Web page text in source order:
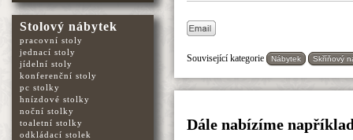
Související kategorie Nábytek Skříňový
Dále nabízíme
Stolový nábytek
pracovní stoly
jednací stoly
jídelní stoly
konferenční stoly
pc stolky
hnízdové stolky
noční stolky
toaletní stolky
odkládací stolek